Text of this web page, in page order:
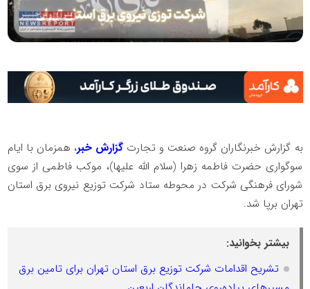
ب️ه گزارش خبرنگاران گروه صنعت و تجارتگزارش خبر، همزمان با ایام
سوگواری حضرت فاطمه زهرا (سلام الله علیها)، موکب فاطمی از سوی
شورای فرهنگی شرکت در محوطه ستاد شرکت توزیع نیروی برق استان
تهران برپا شد.
بیشتر بخوانید:
تشریح اقدامات شرکت توزیع برق استان تهران برای تامین برق